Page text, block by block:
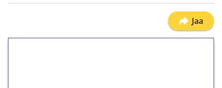
Jaa